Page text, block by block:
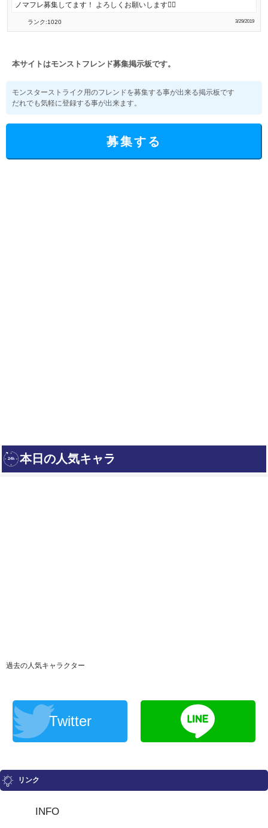
ノマフレ募集してます！ よろしくお願いします🙇‍♂️
ランク:1020 3/29/2019
本サイトはモンストフレンド募集掲示板です。
モンスターストライク用のフレンドを募集する事が出来る掲示板です
だれでも気軽に登録する事が出来ます。
募集する
過去の人気キャラクター
Twitter
リンク
INFO